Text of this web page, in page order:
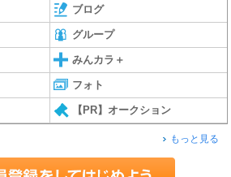
ブログ
グループ
みんカラ＋
フォト
【PR】オークション
もっと見る